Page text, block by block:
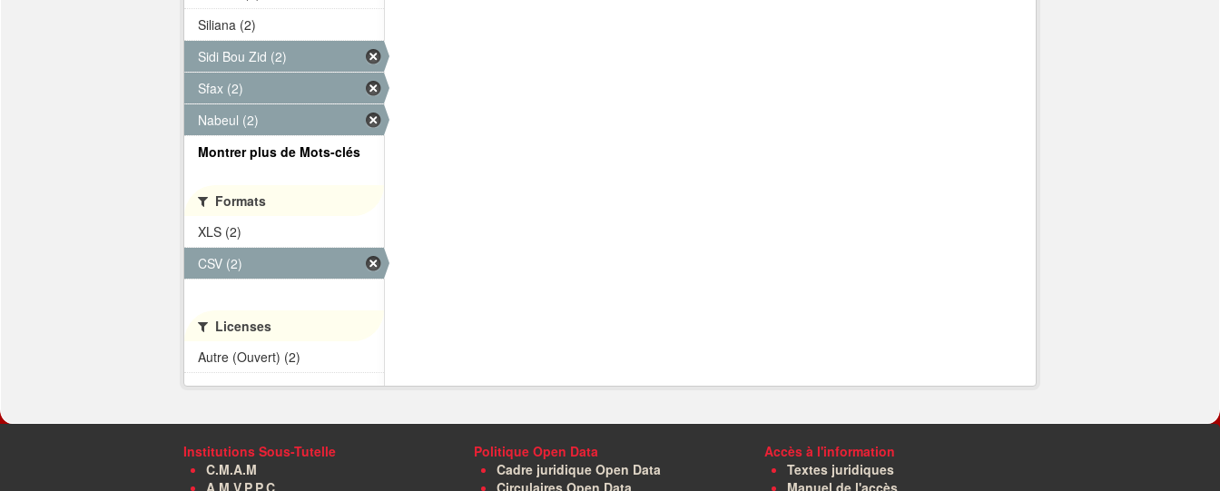
Siliana (2)
Sidi Bou Zid (2)
Sfax (2)
Nabeul (2)
Montrer plus de Mots-clés
Formats
XLS (2)
CSV (2)
Licenses
Autre (Ouvert) (2)
Institutions Sous-Tutelle
C.M.A.M
A.M.V.P.P.C
Politique Open Data
Cadre juridique Open Data
Circulaires Open Data
Accès à l'information
Textes juridiques
Manuel de l'accès